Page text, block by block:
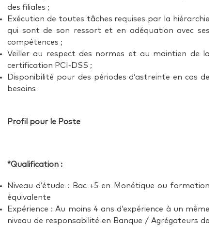
des filiales ;
Exécution de toutes tâches requises par la hiérarchie
qui sont de son ressort et en adéquation avec ses
compétences ;
Veiller au respect des normes et au maintien de la
certification PCI-DSS ;
Disponibilité pour des périodes d’astreinte en cas de
besoins
Profil pour le Poste
*Qualification :
Niveau d’étude : Bac +5 en Monétique ou formation
équivalente
Expérience : Au moins 4 ans d’expérience à un même
niveau de responsabilité en Banque / Agrégateurs de